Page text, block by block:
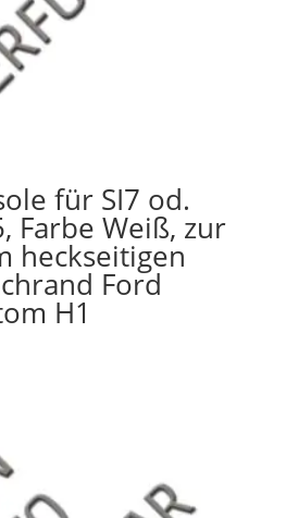
für SI7 od.
Farbe Weiß, zur
heckseitigen
Ford
H1